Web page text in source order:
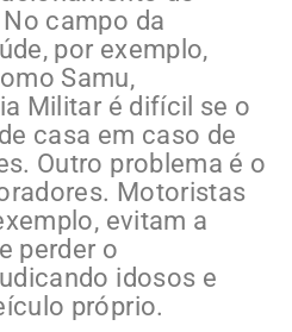
campo da
por exemplo,
Samu,
Militar é difícil se o
casa em caso de
Outro problema é o
Motoristas
evitam a
perder o
idosos e
próprio.